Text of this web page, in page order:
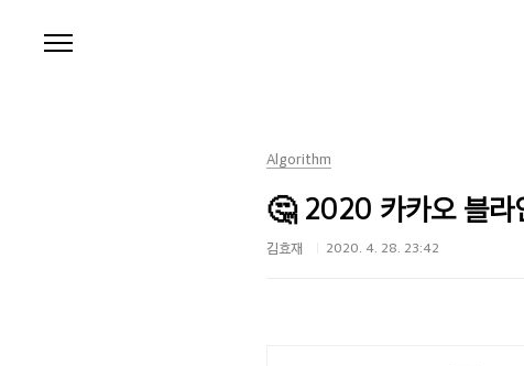
Algorithm
🤔 2020 카카오 블라
김효재 2020. 4. 28. 23:42